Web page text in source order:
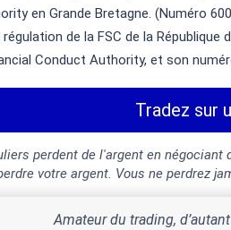
en Grande Bretagne. (Numéro
de la FSC de la
Conduct Authority, et son
Tradez sur
perdent de l'argent en négociant
votre argent. Vous ne perdrez
Amateur du trading,